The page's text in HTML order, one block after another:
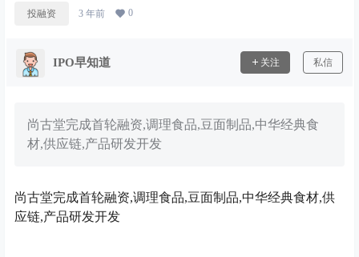
投融资 3 年前 0
IPO早知道 关注 私信
尚古堂完成首轮融资,调理食品,豆面制品,中华经典食
材,供应链,产品研发开发
尚古堂完成首轮融资,调理食品,豆面制品,中华经典食材,供
应链,产品研发开发